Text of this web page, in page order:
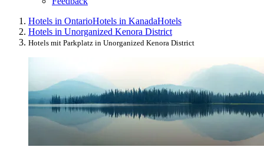
Hotels in OntarioHotels in KanadaHotels
Hotels in Unorganized Kenora District
Hotels mit Parkplatz in Unorganized Kenora District